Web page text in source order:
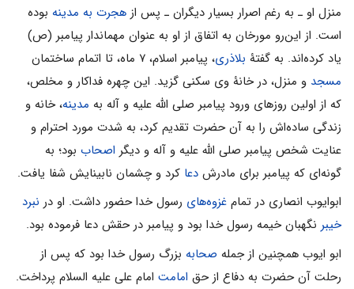
منزل او ـ به رغم اصرار بسیار دیگران ـ پس از هجرت به مدینه بوده
است. از این‌رو مورخان به اتفاق از او به عنوان مهماندار پیامبر (ص)
یاد کرده‌اند. به گفتۀ بلاذری، پیامبر اسلام، ۷ ماه، تا اتمام ساختمان
مسجد و منزل، در خانۀ وی سکنی گزید. این چهره فداکار و مخلص،
که از اولین روزهای ورود پیامبر صلی الله علیه و آله به مدینه، خانه و
زندگی ساده‌اش را به آن حضرت تقدیم کرد، به شدت مورد احترام و
عنایت شخص پیامبر صلی الله علیه و آله و دیگر اصحاب بود؛ به
گونه‌ای که پیامبر برای مادرش دعا کرد و چشمان نابینایش شفا یافت.
ابوایوب انصاری در تمام غزوه‌های رسول خدا حضور داشت. او در نبرد
خیبر نگهبان خیمه رسول خدا بود و پیامبر در حقش دعا فرموده بود.
ابو ایوب همچنین از جمله صحابه بزرگ رسول خدا بود که پس از
رحلت آن حضرت به دفاع از حق امامت امام علی علیه السلام پرداخت.